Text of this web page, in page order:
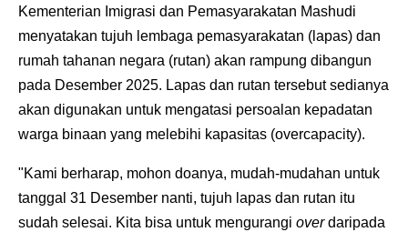
Kementerian Imigrasi dan Pemasyarakatan Mashudi
menyatakan tujuh lembaga pemasyarakatan (lapas) dan
rumah tahanan negara (rutan) akan rampung dibangun
pada Desember 2025. Lapas dan rutan tersebut sedianya
akan digunakan untuk mengatasi persoalan kepadatan
warga binaan yang melebihi kapasitas (overcapacity).
"Kami berharap, mohon doanya, mudah-mudahan untuk
tanggal 31 Desember nanti, tujuh lapas dan rutan itu
sudah selesai. Kita bisa untuk mengurangi overdaripada